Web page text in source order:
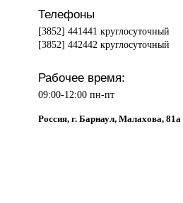
Телефоны
[3852] 441441 круглосуточный
[3852] 442442 круглосуточный
Рабочее время:
09:00-12:00 пн-пт
Россия, г. Барнаул, Малахова, 81а